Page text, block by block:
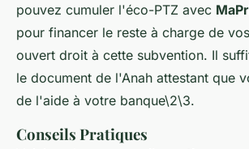
pouvez cumuler l'éco-PTZ avec
pour financer le reste à charge de
ouvert droit à cette subvention. Il
le document de l'Anah attestant que
de l'aide à votre banque\2\3.
Conseils Pratiques